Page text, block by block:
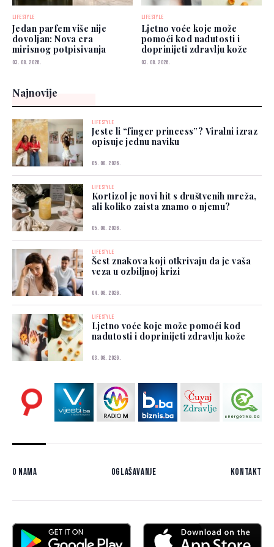
LIFESTYLE
Jedan parfem više nije
dovoljan: Nova era
mirisnog potpisivanja
03. 08. 2026.
LIFESTYLE
Ljetno voće koje može
pomoći kod nadutosti i
doprinijeti zdravlju kože
03. 08. 2026.
Najnovije
LIFESTYLE
Jeste li “finger princess”? Viralni izraz
opisuje jednu naviku
05. 08. 2026.
LIFESTYLE
Kortizol je novi hit s društvenih mreža,
ali koliko zaista znamo o njemu?
05. 08. 2026.
LIFESTYLE
Šest znakova koji otkrivaju da je vaša
veza u ozbiljnoj krizi
04. 08. 2026.
LIFESTYLE
Ljetno voće koje može pomoći kod
nadutosti i doprinijeti zdravlju kože
03. 08. 2026.
O nama Oglašavanje Kontakt